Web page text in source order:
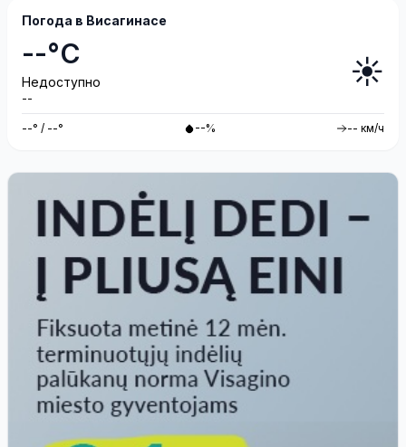
Погода в Висагинасе
--°C
Недоступно
--
☀️
--° / --° --% -- км/ч